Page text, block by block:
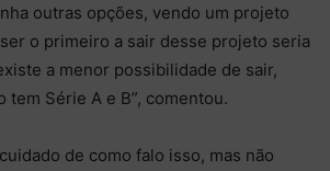
outras opções, vendo um projeto
o primeiro a sair desse projeto seria
a menor possibilidade de sair,
tem Série A e B”, comentou.
de como falo isso, mas não